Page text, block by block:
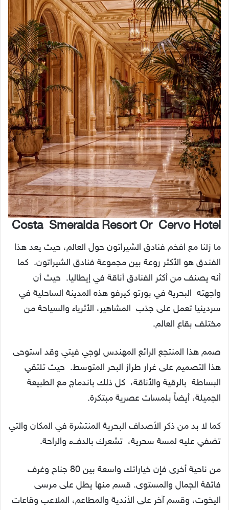
Costa Smeralda Resort Or Cervo Hotel
ما زلنا مع افخم فنادق الشيراتون حول العالم، حيث يعد هذا
الفندق هو الأكثر روعة بين مجموعة فنادق الشيراتون. كما
أنه يصنف من أكثر الفنادق أناقة في إيطاليا. حيث أن
واجهته البحرية في بورتو كيرفو هذه المدينة الساحلية في
سردينيا تعمل على جذب المشاهير، الأثرياء والسياحة من
مختلف بقاع العالم.
صمم هذا المنتجع الرائع المهندس لوجي فيتي وقد استوحى
هذا التصميم على غرار طراز البحر المتوسط. حيث تلتقي
البساطة بالرقية والأناقة، كل ذلك باندماج مع الطبيعة
الجميلة، أيضاً بلمسات عصرية مبتكرة.
كما لا بد من ذكر الأصداف البحرية المنتشرة في المكان والتي
تضفي عليه لمسة سحرية، تشعرك بالدفء والراحة.
من ناحية أخرى فإن خياراتك واسعة بين 80 جناح وغرف
فائقة الجمال والمستوى. قسم منها يطل على مرسى
اليخوت، وقسم آخر على الأندية والمطاعم، الملاعب وقاعات